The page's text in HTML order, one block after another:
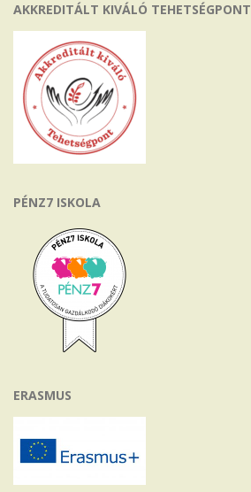
AKKREDITÁLT KIVÁLÓ TEHETSÉGPONT
PÉNZ7 ISKOLA
ERASMUS